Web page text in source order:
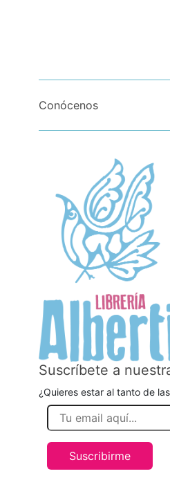
Conócenos
Suscríbete a
¿Quieres estar al tanto de
Suscribirme